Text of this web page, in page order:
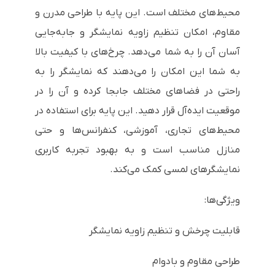
محیط‌های مختلف است. این پایه با طراحی مدرن و
مقاوم، امکان تنظیم زاویه نمایشگر و جابه‌جایی
آسان آن را به شما می‌دهد. چرخ‌های با کیفیت بالا
به شما این امکان را می‌دهند که نمایشگر را به
راحتی در فضاهای مختلف جابجا کرده و آن را در
موقعیت ایده‌آل قرار دهید. این پایه برای استفاده در
محیط‌های تجاری، آموزشی، کنفرانس‌ها و حتی
منازل مناسب است و به بهبود تجربه کاربری
نمایشگرهای لمسی کمک می‌کند.
ویژگی‌ها:
قابلیت چرخش و تنظیم زاویه نمایشگر
طراحی مقاوم و بادوام